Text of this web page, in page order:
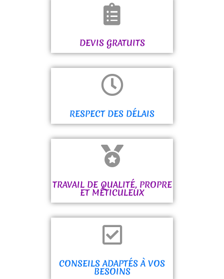
DEVIS GRATUITS
RESPECT DES DÉLAIS
TRAVAIL DE QUALITÉ, PROPRE
ET MÉTICULEUX
CONSEILS ADAPTÉS À VOS
BESOINS